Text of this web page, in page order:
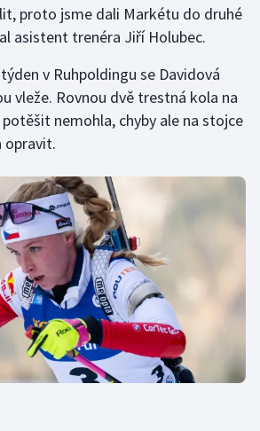
proto jsme dali Markétu do druhé
asistent trenéra Jiří Holubec.
v Ruhpoldingu se Davidová
vleže. Rovnou dvě trestná kola na
nemohla, chyby ale na stojce
opravit.